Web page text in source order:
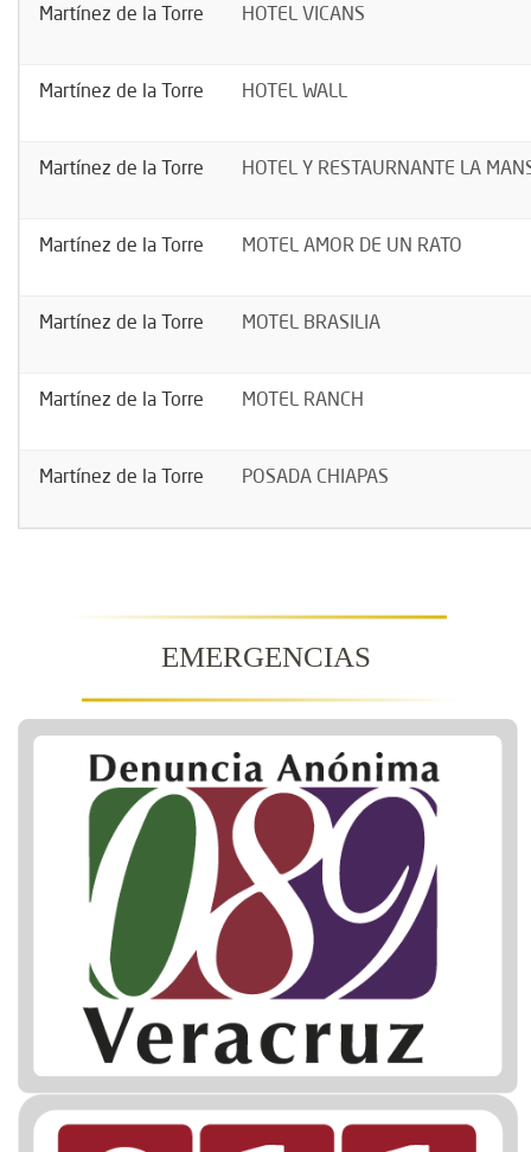
Martínez de la Torre HOTEL VICANS
Martínez de la Torre HOTEL WALL
Martínez de la Torre HOTEL Y RESTAURNANTE LA
Martínez de la Torre MOTEL AMOR DE UN RATO
Martínez de la Torre MOTEL BRASILIA
Martínez de la Torre MOTEL RANCH
Martínez de la Torre POSADA CHIAPAS
EMERGENCIAS